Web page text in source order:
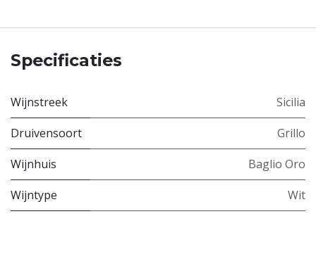
Specificaties
Wijnstreek
Sicilia
Druivensoort
Grillo
Wijnhuis
Baglio Oro
Wijntype
Wit